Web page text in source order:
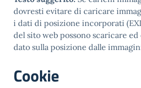
dovresti evitare di caricare
i dati di posizione incorporati
del sito web possono scaricare
dato sulla posizione dalle
Cookie